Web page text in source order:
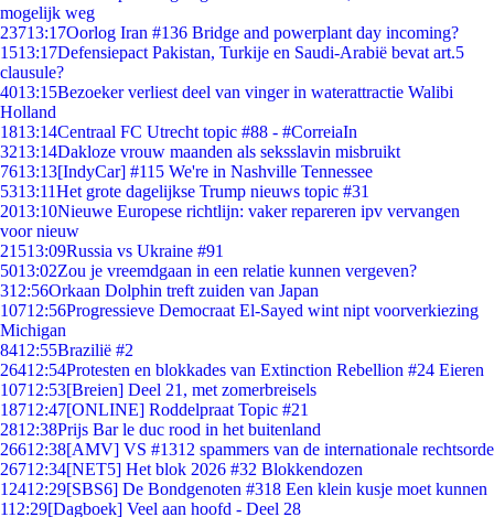
mogelijk weg
23713:17Oorlog Iran #136 Bridge and powerplant day incoming?
1513:17Defensiepact Pakistan, Turkije en Saudi-Arabië bevat art.5
clausule?
4013:15Bezoeker verliest deel van vinger in waterattractie Walibi
Holland
1813:14Centraal FC Utrecht topic #88 - #CorreiaIn
3213:14Dakloze vrouw maanden als seksslavin misbruikt
7613:13[IndyCar] #115 We're in Nashville Tennessee
5313:11Het grote dagelijkse Trump nieuws topic #31
2013:10Nieuwe Europese richtlijn: vaker repareren ipv vervangen
voor nieuw
21513:09Russia vs Ukraine #91
5013:02Zou je vreemdgaan in een relatie kunnen vergeven?
312:56Orkaan Dolphin treft zuiden van Japan
10712:56Progressieve Democraat El-Sayed wint nipt voorverkiezing
Michigan
8412:55Brazilië #2
26412:54Protesten en blokkades van Extinction Rebellion #24 Eieren
10712:53[Breien] Deel 21, met zomerbreisels
18712:47[ONLINE] Roddelpraat Topic #21
2812:38Prijs Bar le duc rood in het buitenland
26612:38[AMV] VS #1312 spammers van de internationale rechtsorde
26712:34[NET5] Het blok 2026 #32 Blokkendozen
12412:29[SBS6] De Bondgenoten #318 Een klein kusje moet kunnen
112:29[Dagboek] Veel aan hoofd - Deel 28